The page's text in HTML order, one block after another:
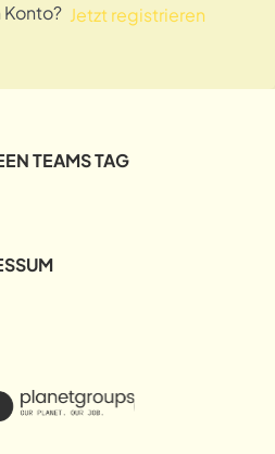
Konto? Jetzt registrieren
TEAMS TAG